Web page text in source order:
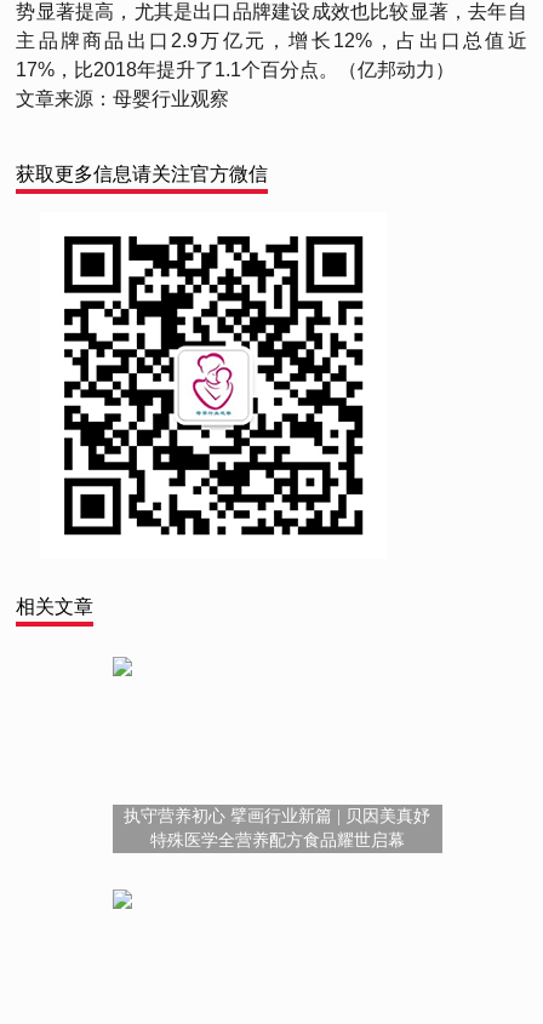
势显著提高，尤其是出口品牌建设成效也比较显著，去年自
主品牌商品出口2.9万亿元，增长12%，占出口总值近
17%，比2018年提升了1.1个百分点。（亿邦动力）
文章来源：母婴行业观察
获取更多信息请关注官方微信
相关文章
执守营养初心 擘画行业新篇 | 贝因美真妤
特殊医学全营养配方食品耀世启幕